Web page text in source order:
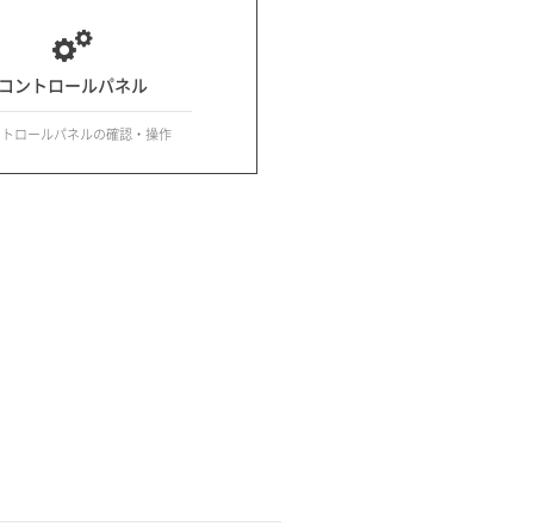
ントロールパネル
ロールパネルの確認・操作